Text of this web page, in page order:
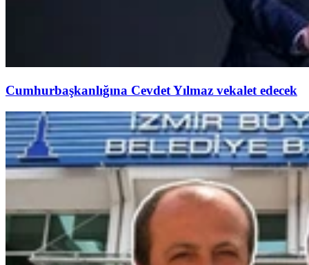
Cumhurbaşkanlığına Cevdet Yılmaz vekalet edecek